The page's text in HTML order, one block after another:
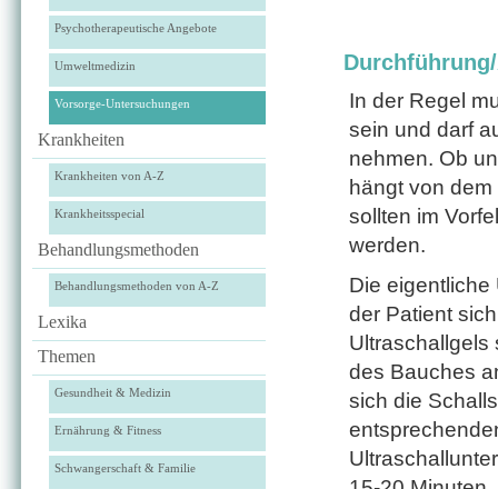
Psychotherapeutische Angebote
Umweltmedizin
Vorsorge-Untersuchungen
Krankheiten
Krankheiten von A-Z
Krankheitsspecial
Behandlungsmethoden
Behandlungsmethoden von A-Z
Lexika
Themen
Gesundheit & Medizin
Ernährung & Fitness
Schwangerschaft & Familie
In der Regel
sein und darf
nehmen. Ob
hängt von
sollten im
werden.
Die
der Patient
Ultraschallgels
des Bauches
sich die